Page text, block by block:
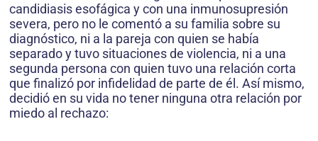
candidiasis esofágica y con una inmunosupresión
severa, pero no le comentó a su familia sobre su
diagnóstico, ni a la pareja con quien se había
separado y tuvo situaciones de violencia, ni a una
segunda persona con quien tuvo una relación corta
que finalizó por infidelidad de parte de él. Así mismo,
decidió en su vida no tener ninguna otra relación por
miedo al rechazo: